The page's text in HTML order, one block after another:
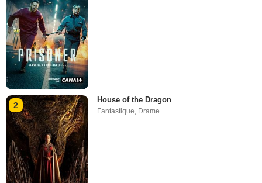
2
House of the Dragon
Fantastique, Drame